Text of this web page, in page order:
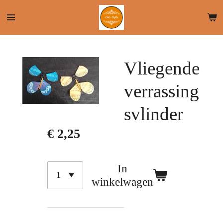
naar
hoofdinhoud
Vliegende
verrassing
svlinder
€ 2,25
In
winkelwagen